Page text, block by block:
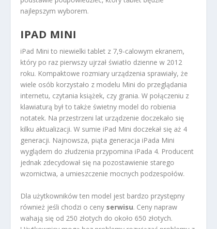
najlepszym wyborem.
IPAD MINI
iPad Mini to niewielki tablet z 7,9-calowym ekranem,
który po raz pierwszy ujrzał światło dzienne w 2012
roku. Kompaktowe rozmiary urządzenia sprawiały, że
wiele osób korzystało z modelu Mini do przeglądania
internetu, czytania książek, czy grania. W połączeniu z
klawiaturą był to także świetny model do robienia
notatek. Na przestrzeni lat urządzenie doczekało się
kilku aktualizacji. W sumie iPad Mini doczekał się aż 4
generacji. Najnowsza, piąta generacja iPada Mini
wyglądem do złudzenia przypomina iPada 4. Producent
jednak zdecydował się na pozostawienie starego
wzornictwa, a umieszczenie mocnych podzespołów.
Dla użytkowników ten model jest bardzo przystępny
również jeśli chodzi o ceny serwisu. Ceny napraw
wahają się od 250 złotych do około 650 złotych.